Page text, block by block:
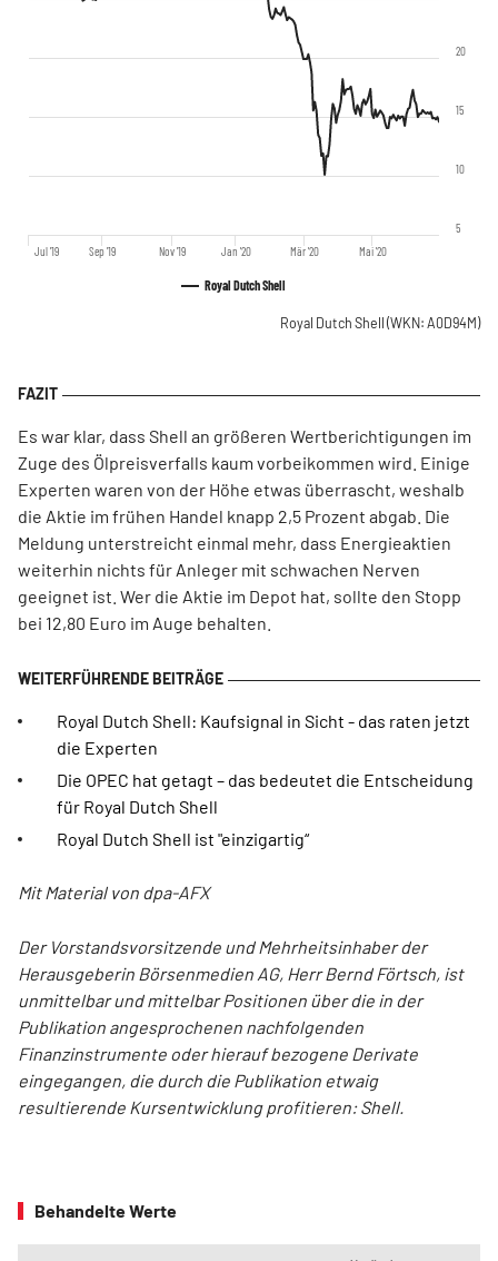
Royal Dutch Shell
Jul '19 Sep '19 Nov '19 Jan '20 Mär '20 Mai '20
5
10
15
20
Royal Dutch Shell (WKN: A0D94M)
Es war klar, dass Shell an größeren Wertberichtigungen im
Zuge des Ölpreisverfalls kaum vorbeikommen wird. Einige
Experten waren von der Höhe etwas überrascht, weshalb
die Aktie im frühen Handel knapp 2,5 Prozent abgab. Die
Meldung unterstreicht einmal mehr, dass Energieaktien
weiterhin nichts für Anleger mit schwachen Nerven
geeignet ist. Wer die Aktie im Depot hat, sollte den Stopp
bei 12,80 Euro im Auge behalten.
Royal Dutch Shell: Kaufsignal in Sicht - das raten jetzt
die Experten
Die OPEC hat getagt – das bedeutet die Entscheidung
für Royal Dutch Shell
Royal Dutch Shell ist "einzigartig“
Mit Material von dpa-AFX
Der Vorstandsvorsitzende und Mehrheitsinhaber der
Herausgeberin Börsenmedien AG, Herr Bernd Förtsch, ist
unmittelbar und mittelbar Positionen über die in der
Publikation angesprochenen nachfolgenden
Finanzinstrumente oder hierauf bezogene Derivate
eingegangen, die durch die Publikation etwaig
resultierende Kursentwicklung profitieren: Shell.
Behandelte Werte